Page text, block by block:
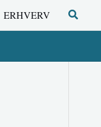
ERHVERV Søg